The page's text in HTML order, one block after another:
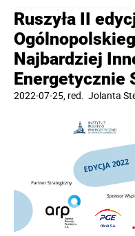
Ruszyła II
Najbardziej
Energetycznie
2022-07-25, red. Jolanta